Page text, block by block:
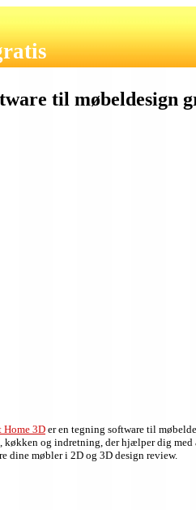
til møbeldesign
Home 3Der en tegning software til
køkken og indretning, der hjælper dig med
dine møbler i 2D og 3D design review.